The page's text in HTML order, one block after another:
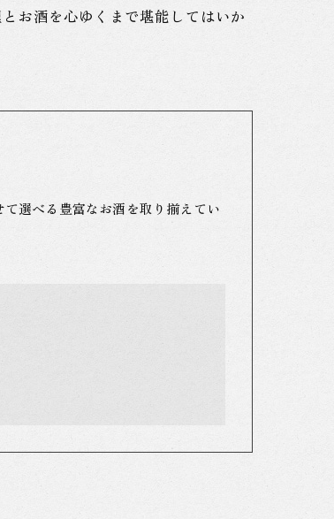
お酒を心ゆくまで堪能してはいか
選べる豊富なお酒を取り揃えてい